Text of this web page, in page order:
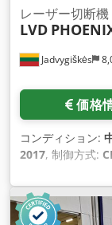
インダストリー
So Hjf フィルタ
ルターカートリッ
Jadvygiškės
レーザー切断機
LVD
価格
コンディション:
2017, 制御方式: